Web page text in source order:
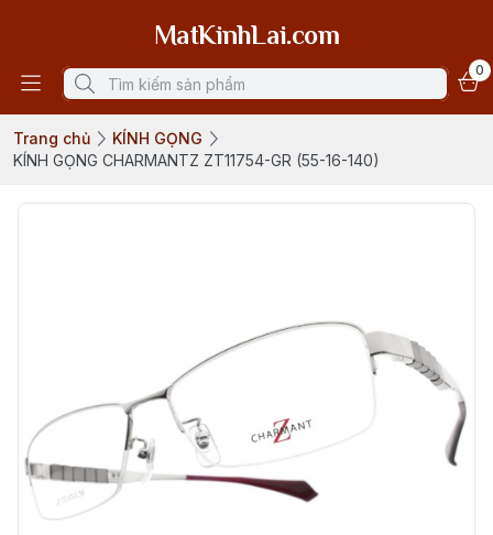
MatKinhLai.com
0
Trang chủ
KÍNH GỌNG
KÍNH GỌNG CHARMANTZ ZT11754-GR (55-16-140)